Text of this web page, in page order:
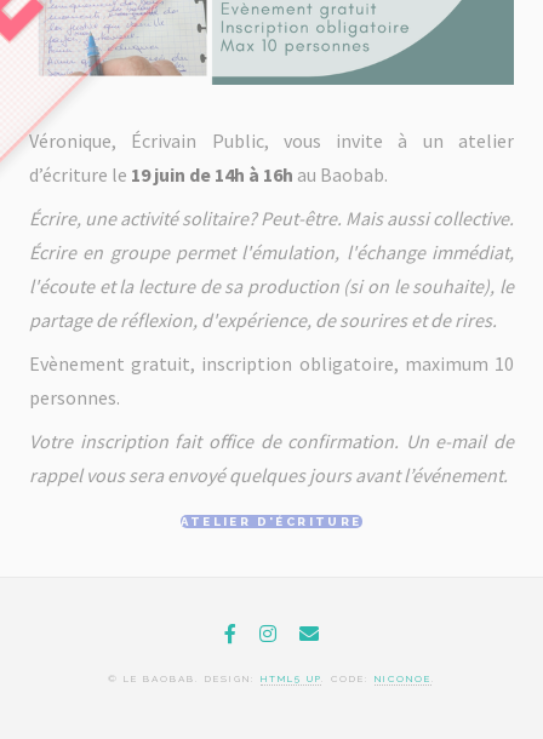
Véronique, Écrivain Public, vous invite à un atelier
d’écriture le 19 juin de 14h à 16h au Baobab.
Écrire, une activité solitaire? Peut-être. Mais aussi collective.
Écrire en groupe permet l'émulation, l'échange immédiat,
l'écoute et la lecture de sa production (si on le souhaite), le
partage de réflexion, d'expérience, de sourires et de rires.
Evènement gratuit, inscription obligatoire, maximum 10
personnes.
Votre inscription fait office de confirmation. Un e-mail de
rappel vous sera envoyé quelques jours avant l’événement.
ATELIER D'ÉCRITURE
© LE BAOBAB. DESIGN: HTML5 UP . CODE: NICONOE